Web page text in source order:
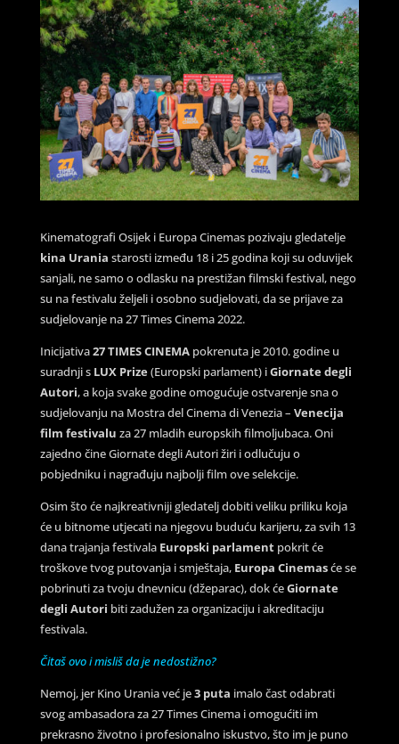
Kinematografi Osijek i Europa Cinemas pozivaju gledatelje
kina Urania starosti između 18 i 25 godina koji su oduvijek
sanjali, ne samo o odlasku na prestižan filmski festival, nego
su na festivalu željeli i osobno sudjelovati, da se prijave za
sudjelovanje na 27 Times Cinema 2022.
Inicijativa27 TIMES CINEMApokrenuta je 2010. godine u
suradnji s LUX Prize(Europski parlament) iGiornate degli
Autori, a koja svake godine omogućuje ostvarenje sna o
sudjelovanju na Mostra del Cinema di Venezia – Venecija
film festivalu za 27 mladih europskih filmoljubaca. Oni
zajedno čine Giornate degli Autori žiri i odlučuju o
pobjedniku i nagrađuju najbolji film ove selekcije.
Osim što će najkreativniji gledatelj dobiti veliku priliku koja
će u bitnome utjecati na njegovu buduću karijeru, za svih 13
dana trajanja festivala Europski parlamentpokrit će
troškove tvog putovanja i smještaja, Europa Cinemasće se
pobrinuti za tvoju dnevnicu (džeparac), dok ćeGiornate
degli Autori biti zadužen za organizaciju i akreditaciju
festivala.
Čitaš ovo i misliš da je nedostižno?
Nemoj, jer Kino Urania već je3 puta imalo čast odabrati
svog ambasadora za 27 Times Cinema i omogućiti im
prekrasno životno i profesionalno iskustvo, što im je puno